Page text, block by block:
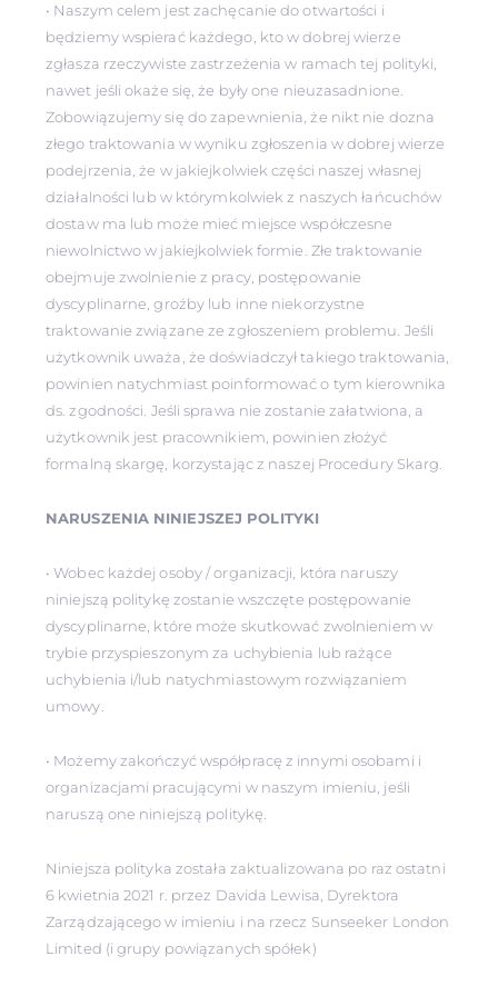
• Naszym celem jest zachęcanie do otwartości i
będziemy wspierać każdego, kto w dobrej wierze
zgłasza rzeczywiste zastrzeżenia w ramach tej polityki,
nawet jeśli okaże się, że były one nieuzasadnione.
Zobowiązujemy się do zapewnienia, że nikt nie dozna
złego traktowania w wyniku zgłoszenia w dobrej wierze
podejrzenia, że w jakiejkolwiek części naszej własnej
działalności lub w którymkolwiek z naszych łańcuchów
dostaw ma lub może mieć miejsce współczesne
niewolnictwo w jakiejkolwiek formie. Złe traktowanie
obejmuje zwolnienie z pracy, postępowanie
dyscyplinarne, groźby lub inne niekorzystne
traktowanie związane ze zgłoszeniem problemu. Jeśli
użytkownik uważa, że doświadczył takiego traktowania,
powinien natychmiast poinformować o tym kierownika
ds. zgodności. Jeśli sprawa nie zostanie załatwiona, a
użytkownik jest pracownikiem, powinien złożyć
formalną skargę, korzystając z naszej Procedury Skarg.
NARUSZENIA NINIEJSZEJ POLITYKI
• Wobec każdej osoby / organizacji, która naruszy
niniejszą politykę zostanie wszczęte postępowanie
dyscyplinarne, które może skutkować zwolnieniem w
trybie przyspieszonym za uchybienia lub rażące
uchybienia i/lub natychmiastowym rozwiązaniem
umowy.
• Możemy zakończyć współpracę z innymi osobami i
organizacjami pracującymi w naszym imieniu, jeśli
naruszą one niniejszą politykę.
Niniejsza polityka została zaktualizowana po raz ostatni
6 kwietnia 2021 r. przez Davida Lewisa, Dyrektora
Zarządzającego w imieniu i na rzecz Sunseeker London
Limited (i grupy powiązanych spółek)